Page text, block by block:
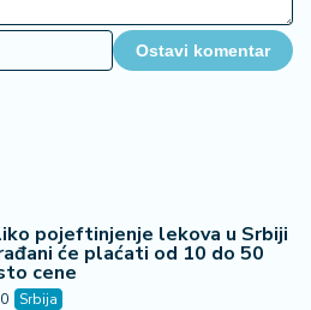
Ostavi komentar
pojeftinjenje lekova u Srbiji
će plaćati od 10 do 50
cene
Srbija